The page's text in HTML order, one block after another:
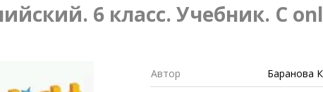
6 класс. Учебник. С
Автор
Баранова